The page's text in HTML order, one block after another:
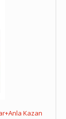
Kazan